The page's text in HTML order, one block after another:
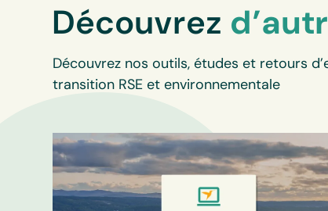
Découvrez
Découvrez nos outils, études et retours
transition RSE et environnementale